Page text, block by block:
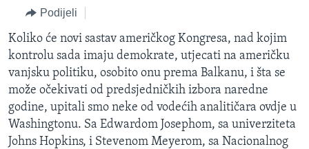
pretragu
SJEDINJENE AMERIČKE DRŽAVE
BOSNA I HERCEGOVINA
NAUKA I TEHNOLOGIJA
SPECIJALNI PROJEKTI
KORUPCIJA
SLOBODA MEDIJA
ŽENSKA STRANA
IZBJEGLIČKA STRANA
Podijeli
Koliko će novi sastav američkog Kongresa, nad kojim
kontrolu sada imaju demokrate, utjecati na američku
vanjsku politiku, osobito onu prema Balkanu, i šta se
može očekivati od predsjedničkih izbora naredne
godine, upitali smo neke od vodećih analitičara ovdje u
Washingtonu. Sa Edwardom Josephom, sa univerziteta
Johns Hopkins, i Stevenom Meyerom, sa Nacionalnog